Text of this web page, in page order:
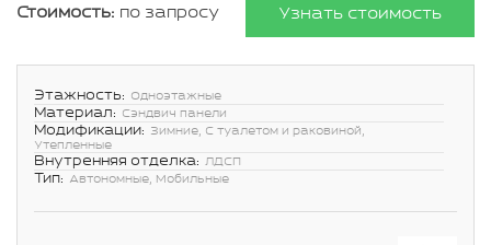
Стоимость: по запросу Узнать стоимость
Этажность: Одноэтажные
Материал: Сэндвич панели
Модификации: Зимние, С туалетом и раковиной,
Утепленные
Внутренняя отделка: ЛДСП
Тип: Автономные, Мобильные